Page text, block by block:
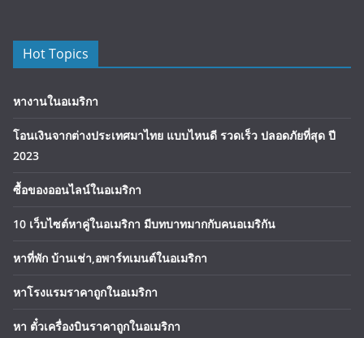
Hot Topics
หางานในอเมริกา
โอนเงินจากต่างประเทศมาไทย แบบไหนดี รวดเร็ว ปลอดภัยที่สุด ปี
2023
ซื้อของออนไลน์ในอเมริกา
10 เว็บไซต์หาคู่ในอเมริกา มีบทบาทมากกับคนอเมริกัน
หาที่พัก บ้านเช่า,อพาร์ทเมนต์ในอเมริกา
หาโรงแรมราคาถูกในอเมริกา
หา ตั๋วเครื่องบินราคาถูกในอเมริกา